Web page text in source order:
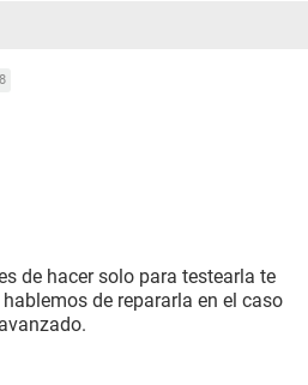
de hacer solo para testearla te
de repararla en el caso